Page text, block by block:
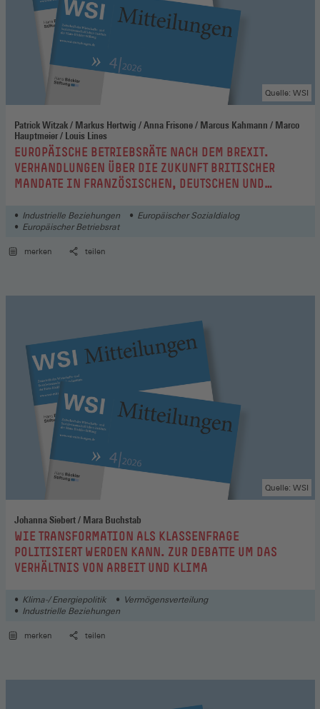
Patrick Witzak / Markus Hertwig / Anna Frisone / Marcus Kahmann / Marco
Hauptmeier / Louis Lines
:EUROPÄISCHE BETRIEBSRÄTE NACH DEM BREXIT.
VERHANDLUNGEN ÜBER DIE ZUKUNFT BRITISCHER
MANDATE IN FRANZÖSISCHEN, DEUTSCHEN UND
Quelle: WSI
Industrielle Beziehungen
Europäischer Sozialdialog
Europäischer Betriebsrat
merken teilen
Johanna Siebert / Mara Buchstab
:WIE TRANSFORMATION ALS KLASSENFRAGE
POLITISIERT WERDEN KANN. ZUR DEBATTE UM DAS
VERHÄLTNIS VON ARBEIT UND KLIMA
Quelle: WSI
Klima-/ Energiepolitik
Vermögensverteilung
Industrielle Beziehungen
merken teilen